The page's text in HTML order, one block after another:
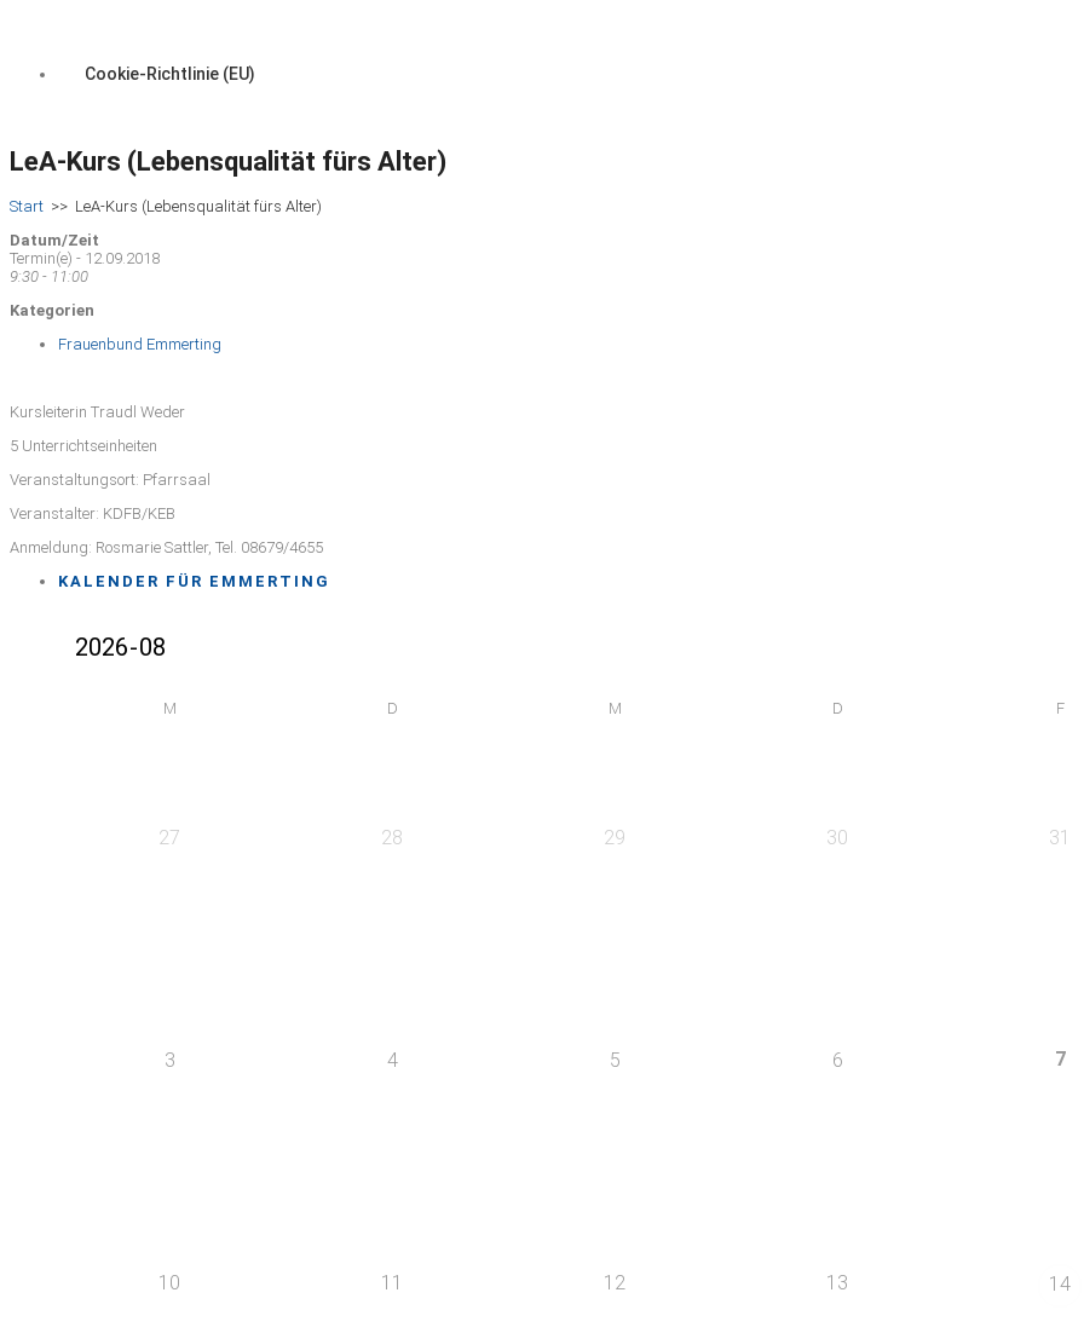
Cookie-Richtlinie (EU)
LeA-Kurs (Lebensqualität fürs Alter)
Start >> LeA-Kurs (Lebensqualität fürs Alter)
Datum/Zeit
Termin(e) - 12.09.2018
9:30 - 11:00
Kategorien
Frauenbund Emmerting
Kursleiterin Traudl Weder
5 Unterrichtseinheiten
Veranstaltungsort: Pfarrsaal
Veranstalter: KDFB/KEB
Anmeldung: Rosmarie Sattler, Tel. 08679/4655
KALENDER FÜR EMMERTING
M D M D F
27 28 29 30 31
3 4 5 6 7
10 11 12 13 14